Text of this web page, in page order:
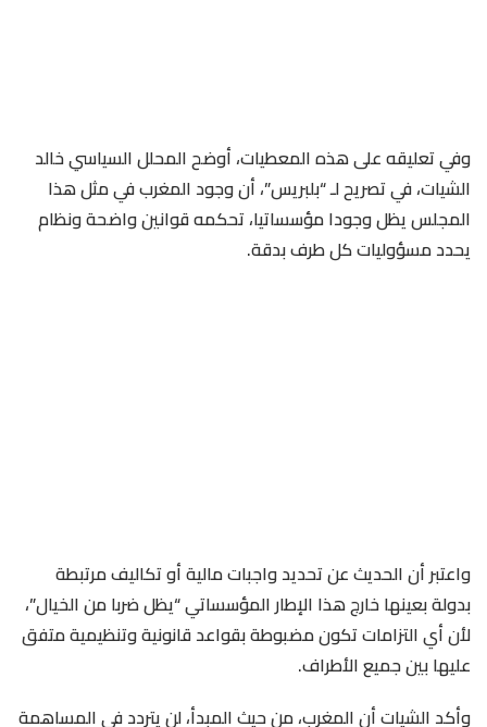
وفي تعليقه على هذه المعطيات، أوضح المحلل السياسي خالد
الشيات، في تصريح لـ “بلبريس”، أن وجود المغرب في مثل هذا
المجلس يظل وجودا مؤسساتيا، تحكمه قوانين واضحة ونظام
يحدد مسؤوليات كل طرف بدقة.
واعتبر أن الحديث عن تحديد واجبات مالية أو تكاليف مرتبطة
بدولة بعينها خارج هذا الإطار المؤسساتي “يظل ضربا من الخيال”،
لأن أي التزامات تكون مضبوطة بقواعد قانونية وتنظيمية متفق
عليها بين جميع الأطراف.
وأكد الشيات أن المغرب، من حيث المبدأ، لن يتردد في المساهمة